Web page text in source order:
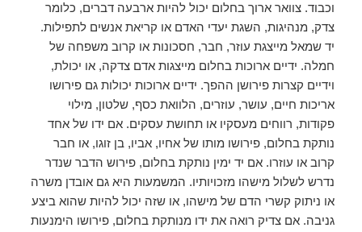
וכבוד. צוואר ארוך בחלום יכול להיות ארבעה דברים, כלומר
צדק, מנהיגות, השגת יעדי האדם או קריאת אנשים לתפילות.
יד שמאל מייצגת עוזר, חבר, חסכונות או קרוב משפחה של
חמלה. ידיים ארוכות בחלום מייצגות אדם צדקה, או יכולת,
וידיים קצרות פירושן ההפך. ידיים ארוכות יכולות גם פירושו
אריכות חיים, עושר, עוזרים, הלוואת כסף, שלטון, מילוי
פקודות, רווחים מעסקיו או תחושת עסקים. אם ידו של אחד
נותקת בחלום, פירושו מותו של אחיו, אביו, בן זוגו, או חבר
קרוב או עוזרו. אם יד ימין נותקת בחלום, פירוש הדבר שנדר
נדרש לשלול מישהו מזכויותיו. המשמעות היא גם אובדן משרה
או ניתוק קשרי הדם של מישהו, או שזה יכול להיות שהוא ביצע
גניבה. אם צדיק רואה את ידו מנותקת בחלום, פירושו הימנעות